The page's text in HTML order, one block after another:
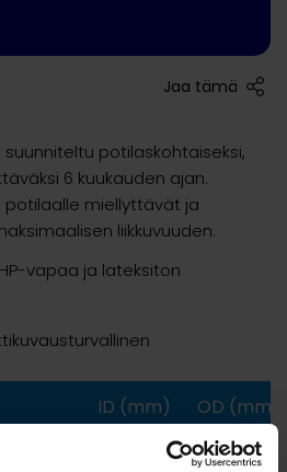
potilaskohtaiseksi,
6 kuukauden ajan.
potilaalle miellyttävät ja
liikkuvuuden.
vapaa ja lateksiton
ID (mm) OD (mm)
Jaa tämä